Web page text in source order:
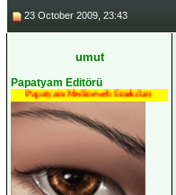
23 October 2009, 23:43
umut
Papatyam Editörü
Papatyam Medineweb Emekdarı